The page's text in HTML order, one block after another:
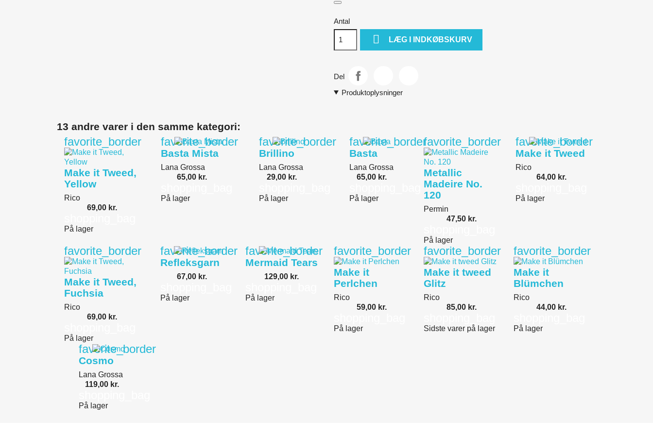
Antal
 LÆG I INDKØBSKURV
Del
Produktoplysninger
13 andre varer i den samme kategori:
favorite_border
Make it Tweed,
Yellow
Rico
69,00 kr.
På lager
favorite_border
Basta Mista
Lana Grossa
65,00 kr.
På lager
favorite_border
Brillino
Lana Grossa
29,00 kr.
På lager
favorite_border
Basta
Lana Grossa
65,00 kr.
På lager
favorite_border
Metallic
Madeire No.
120
Permin
47,50 kr.
På lager
favorite_border
Make it Tweed
Rico
64,00 kr.
På lager
favorite_border
Make it Tweed,
Fuchsia
Rico
69,00 kr.
På lager
favorite_border
Refleksgarn
67,00 kr.
På lager
favorite_border
Mermaid Tears
129,00 kr.
På lager
favorite_border
Make it
Perlchen
Rico
59,00 kr.
På lager
favorite_border
Make it tweed
Glitz
Rico
85,00 kr.
Sidste varer på lager
favorite_border
Make it
Blümchen
Rico
44,00 kr.
På lager
favorite_border
Cosmo
Lana Grossa
119,00 kr.
På lager